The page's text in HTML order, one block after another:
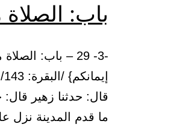
باب: الصلاة
-3- 29 – باب:
قال: حدثنا زهير
ما قدم المدينة نزل